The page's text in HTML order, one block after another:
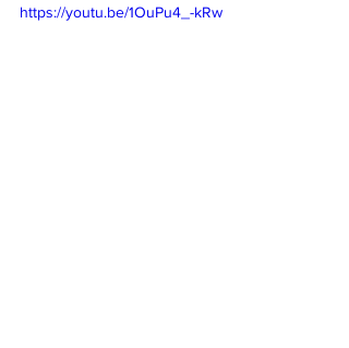
https://youtu.be/1OuPu4_-kRw